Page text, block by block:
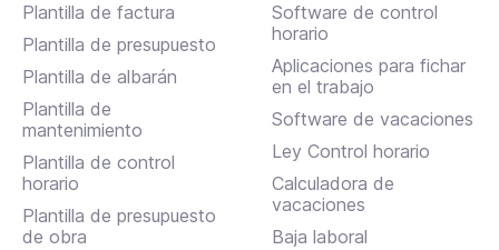
Plantilla de factura
Plantilla de presupuesto
Plantilla de albarán
Plantilla de
mantenimiento
Plantilla de control
horario
Plantilla de presupuesto
de obra
Software de control
horario
Aplicaciones para fichar
en el trabajo
Software de vacaciones
Ley Control horario
Calculadora de
vacaciones
Baja laboral